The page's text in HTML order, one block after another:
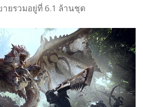
ยรวมอยู่ที่ 6.1 ล้านชุด